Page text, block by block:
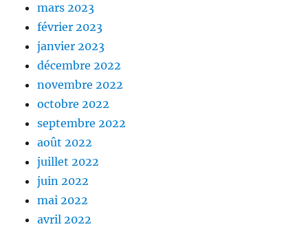
mars 2023
février 2023
janvier 2023
décembre 2022
novembre 2022
octobre 2022
septembre 2022
août 2022
juillet 2022
juin 2022
mai 2022
avril 2022